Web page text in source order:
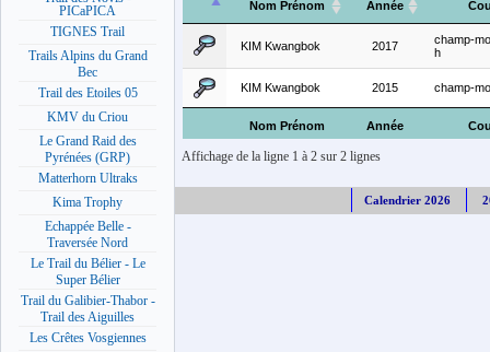
PICaPICA
TIGNES Trail
Trails Alpins du Grand
Bec
Trail des Etoiles 05
KMV du Criou
Le Grand Raid des
Pyrénées (GRP)
Matterhorn Ultraks
Kima Trophy
Echappée Belle -
Traversée Nord
Le Trail du Bélier - Le
Super Bélier
Trail du Galibier-Thabor -
Trail des Aiguilles
Les Crêtes Vosgiennes
Nom Prénom Année
Nom Prénom Année
KIM Kwangbok 2017
champ-
h
KIM Kwangbok 2015 champ-
Affichage de la ligne 1 à 2 sur 2 lignes
Calendrier 2026